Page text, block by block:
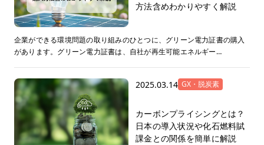
方法含めわかりやすく解説
企業ができる環境問題の取り組みのひとつに、グリーン電力証書の購入
があります。グリーン電力証書は、自社が再生可能エネルギー…
2025.03.14 GX・脱炭素
カーボンプライシングとは？
日本の導入状況や化石燃料賦
課金との関係を簡単に解説